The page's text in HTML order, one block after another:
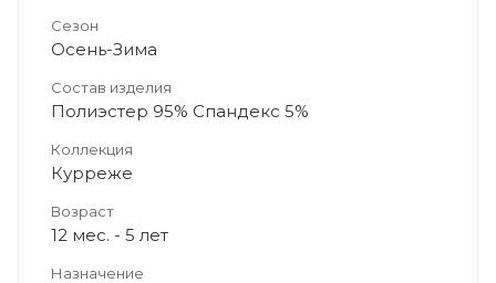
Сезон
Осень-Зима
Состав изделия
Полиэстер 95% Спандекс 5%
Коллекция
Курреже
Возраст
12 мес. - 5 лет
Назначение